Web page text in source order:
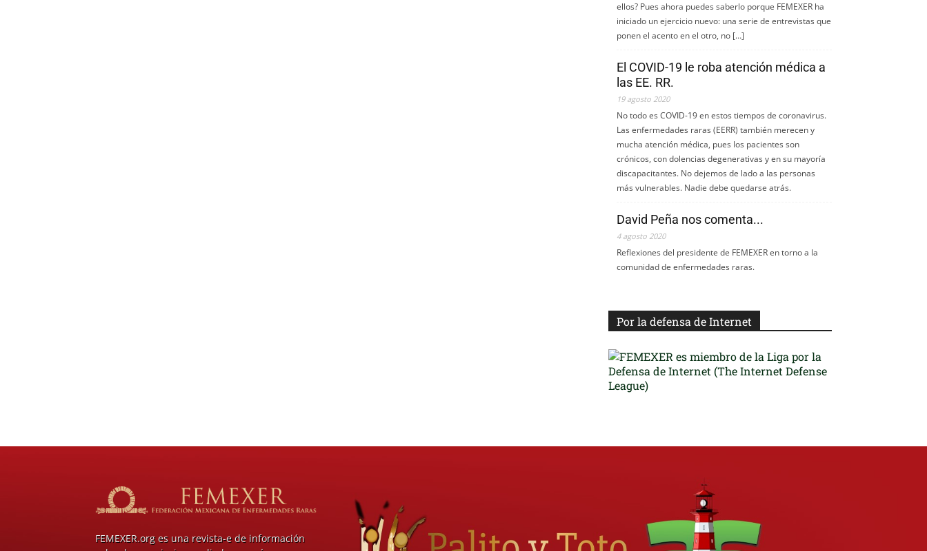
ellos? Pues ahora puedes saberlo porque FEMEXER ha
iniciado un ejercicio nuevo: una serie de entrevistas que
ponen el acento en el otro, no […]
El COVID-19 le roba atención médica a
las EE. RR.
19 agosto 2020
No todo es COVID-19 en estos tiempos de coronavirus.
Las enfermedades raras (EERR) también merecen y
mucha atención médica, pues los pacientes son
crónicos, con dolencias degenerativas y en su mayoría
discapacitantes. No dejemos de lado a las personas
más vulnerables. Nadie debe quedarse atrás.
David Peña nos comenta...
4 agosto 2020
Reflexiones del presidente de FEMEXER en torno a la
comunidad de enfermedades raras.
Por la defensa de Internet
FEMEXER.org es una revista-e de información